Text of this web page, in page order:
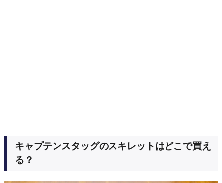
キャプテンスタッグのスキレットはどこで買え
る？